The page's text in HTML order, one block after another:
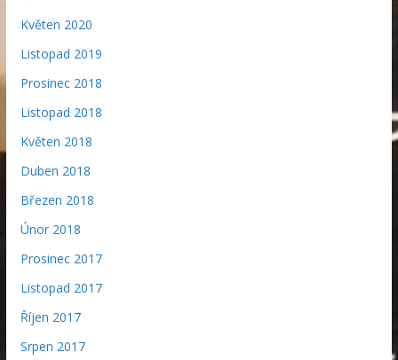
Květen 2020
Listopad 2019
Prosinec 2018
Listopad 2018
Květen 2018
Duben 2018
Březen 2018
Únor 2018
Prosinec 2017
Listopad 2017
Říjen 2017
Srpen 2017